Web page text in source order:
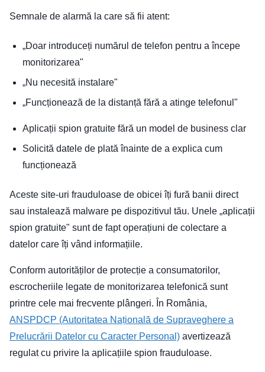
Semnale de alarmă la care să fii atent:
„Doar introduceți numărul de telefon pentru a începe
monitorizarea"
„Nu necesită instalare"
„Funcționează de la distanță fără a atinge telefonul"
Aplicații spion gratuite fără un model de business clar
Solicită datele de plată înainte de a explica cum
funcționează
Aceste site-uri frauduloase de obicei îți fură banii direct
sau instalează malware pe dispozitivul tău. Unele „aplicații
spion gratuite" sunt de fapt operațiuni de colectare a
datelor care îți vând informațiile.
Conform autorităților de protecție a consumatorilor,
escrocheriile legate de monitorizarea telefonică sunt
printre cele mai frecvente plângeri. În România,
ANSPDCP (Autoritatea Națională de Supraveghere a
Prelucrării Datelor cu Caracter Personal) avertizează
regulat cu privire la aplicațiile spion frauduloase.